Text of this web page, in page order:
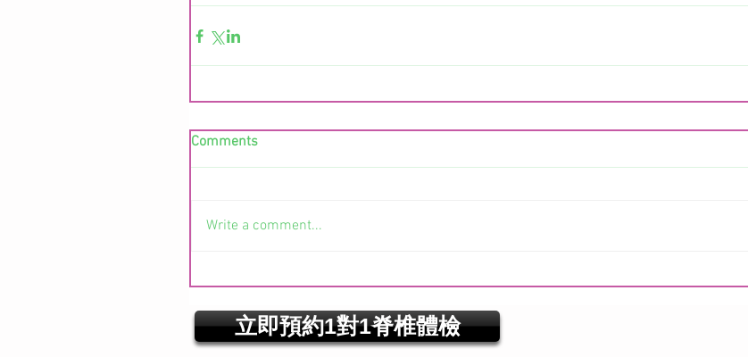
Comments
Write a comment...
立即預約1對1脊椎體檢